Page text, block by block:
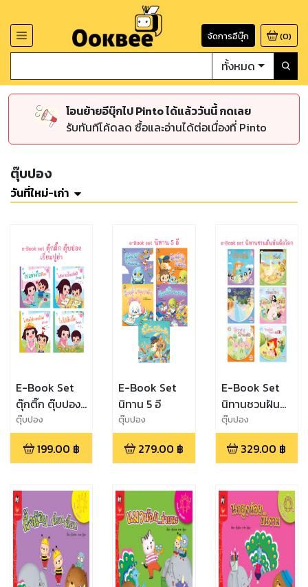
จัดการอีบุ๊ก (0)
ทั้งหมด
โอนย้ายอีบุ๊กไป Pinto ได้แล้ววันนี้ กดเลย
รับทันทีโค้ดลด ซื้อและอ่านได้ต่อเนื่องที่ Pinto
ตุ๊บปอง
วันที่ใหม่-เก่า
E-Book Set
ตุ๊กติ๊ก ตุ๊บปอง
เยี่ยมปู่ย่า
ตุ๊บปอง
199.00 ฿
E-Book Set
นิทาน 5 อี
ตุ๊บปอง
279.00 ฿
E-Book Set
นิทานชวนฝัน
บันลือโลก
ตุ๊บปอง
329.00 ฿